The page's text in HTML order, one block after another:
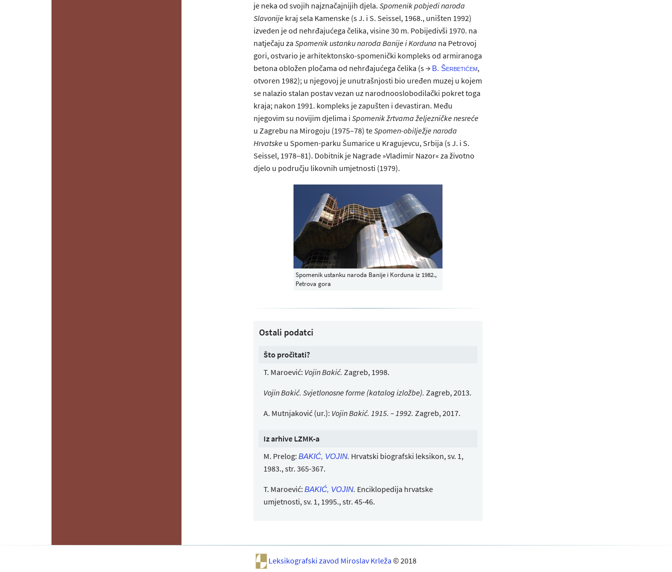
je neka od svojih najznačajnijih djela. Spomenik pobjedi naroda
Slavonije kraj sela Kamenske (s J. i S. Seissel, 1968., uništen 1992)
izveden je od nehrđajućega čelika, visine 30 m. Pobijedivši 1970. na
natječaju za Spomenik ustanku naroda Banije i Korduna na Petrovoj
gori, ostvario je arhitektonsko-spomenički kompleks od armiranoga
betona obložen pločama od nehrđajućega čelika (s → B. Šerbetićem,
otvoren 1982); u njegovoj je unutrašnjosti bio uređen muzej u kojem
se nalazio stalan postav vezan uz narodnooslobodilački pokret toga
kraja; nakon 1991. kompleks je zapušten i devastiran. Među
njegovim su novijim djelima i Spomenik žrtvama željezničke nesreće
u Zagrebu na Mirogoju (1975–78) teSpomen-obilježje naroda
Hrvatske u Spomen-parku Šumarice u Kragujevcu, Srbija (s J. i S.
Seissel, 1978–81). Dobitnik je Nagrade »Vladimir Nazor« za životno
djelo u području likovnih umjetnosti (1979).
Spomenik ustanku naroda Banije i Korduna iz 1982.,
Petrova gora
Ostali podatci
Što pročitati?
T. Maroević: Vojin Bakić. Zagreb, 1998.
Vojin Bakić. Svjetlonosne forme (katalog izložbe). Zagreb, 2013.
A. Mutnjaković (ur.): Vojin Bakić. 1915. – 1992. Zagreb, 2017.
Iz arhive LZMK-a
M. Prelog: BAKIĆ, VOJIN. Hrvatski biografski leksikon, sv. 1,
1983., str. 365-367.
T. Maroević: BAKIĆ, VOJIN. Enciklopedija hrvatske
umjetnosti, sv. 1, 1995., str. 45-46.
Leksikografski zavod Miroslav Krleža © 2018